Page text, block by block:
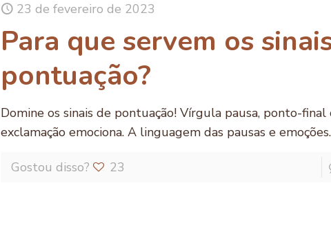
23 de fevereiro de 2023
Para que servem os
pontuação?
Domine os sinais de pontuação! Vírgula pausa, ponto-final
exclamação emociona. A linguagem das pausas e emoções.
Gostou disso? 23